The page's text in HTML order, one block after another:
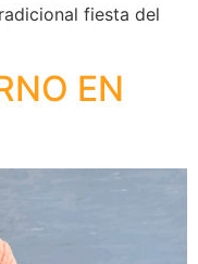
fiesta del
EN